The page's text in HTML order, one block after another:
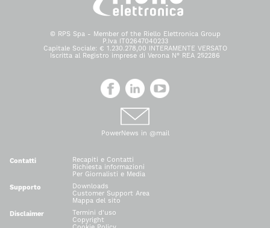
© RPS Spa - Member of the Riello Elettronica Group
P.Iva IT02647040233
Capitale Sociale: € 1.230.278,00 INTERAMENTE VERSATO
Iscritta al Registro imprese di Verona N° REA 252286
PowerNews in @mail
Contatti
Recapiti e Contatti
Richiesta informazioni
Per Giornalisti e Media
Supporto
Downloads
Customer Support Area
Mappa del sito
Disclaimer
Termini d'uso
Copyright